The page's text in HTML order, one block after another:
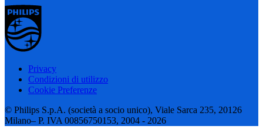
Privacy
Condizioni di utilizzo
Cookie Preferenze
© Philips S.p.A. (società a socio unico), Viale Sarca 235, 20126
Milano– P. IVA 00856750153, 2004 - 2026